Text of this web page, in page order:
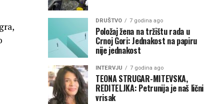
DRUŠTVO 7 godina ago
Položaj žena na tržištu rada u
Crnoj Gori: Jednakost na papiru
nije jednakost
INTERVJU 7 godina ago
TEONA STRUGAR-MITEVSKA,
REDITELJKA: Petrunija je naš lični
vrisak